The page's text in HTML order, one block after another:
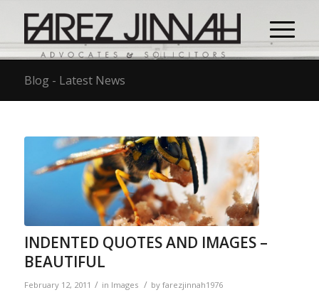
Blog - Latest News
INDENTED QUOTES AND IMAGES –
BEAUTIFUL
February 12, 2011 / in Images / by farezjinnah1976